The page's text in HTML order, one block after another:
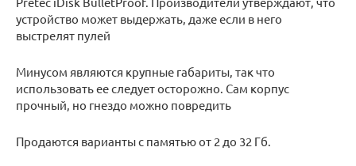
устройство может выдержать, даже если в него
выстрелят пулей
Минусом являются крупные габариты, так что
использовать ее следует осторожно. Сам корпус
прочный, но гнездо можно повредить
Продаются варианты с памятью от 2 до 32 Гб.